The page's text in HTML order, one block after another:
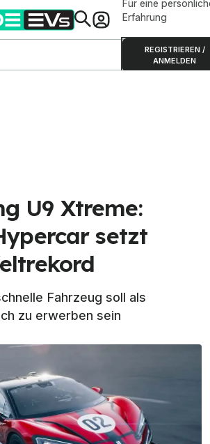
Für eine
Erfahrung
REGISTRIEREN /
ANMELDEN
U9 Xtreme:
setzt
Fahrzeug soll als
zu erwerben sein